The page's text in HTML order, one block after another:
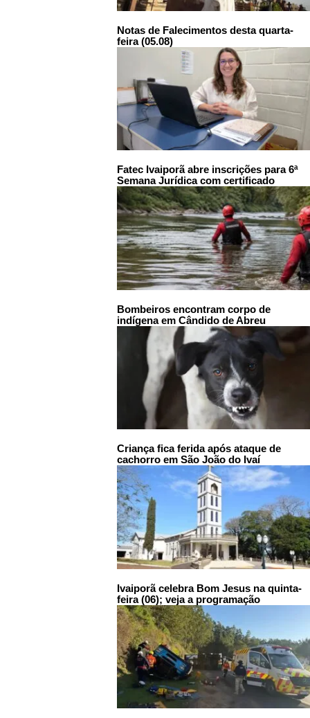
Notas de Falecimentos desta quarta-
feira (05.08)
Fatec Ivaiporã abre inscrições para 6ª
Semana Jurídica com certificado
Bombeiros encontram corpo de
indígena em Cândido de Abreu
Criança fica ferida após ataque de
cachorro em São João do Ivaí
Ivaiporã celebra Bom Jesus na quinta-
feira (06); veja a programação